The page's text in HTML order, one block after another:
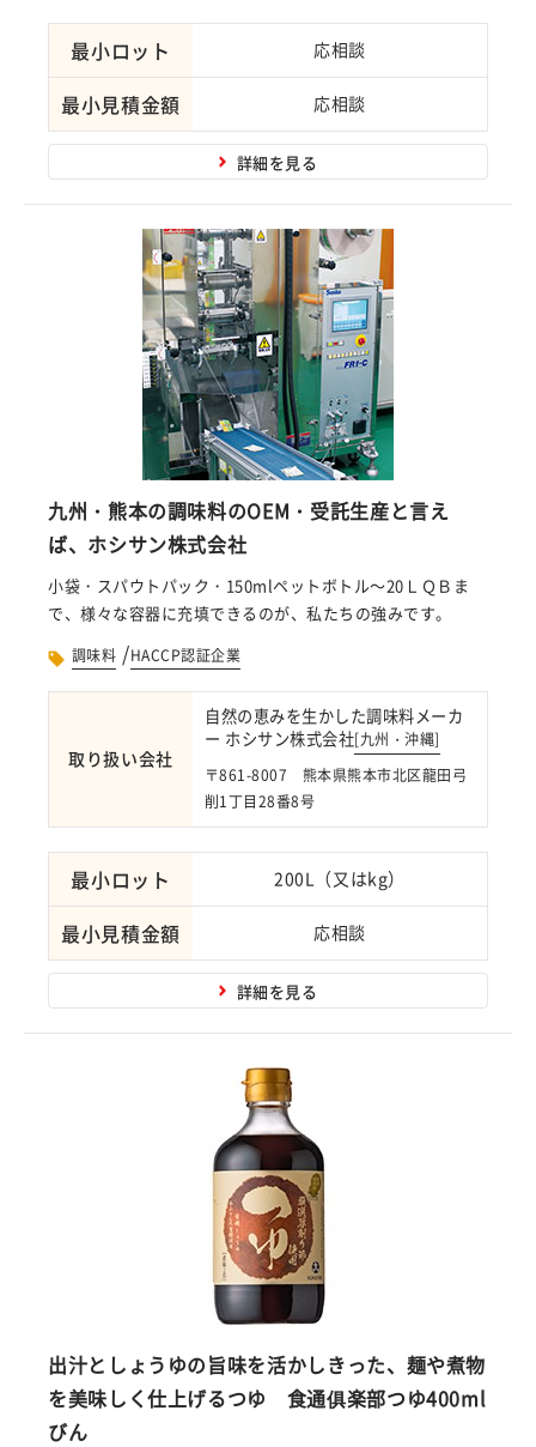
最小ロット 応相談
最小見積金額 応相談
詳細を見る
九州・熊本の調味料のOEM・受託生産と言え
ば、ホシサン株式会社
小袋・スパウトパック・150mlペットボトル～20ＬＱＢま
で、様々な容器に充填できるのが、私たちの強みです。
調味料 /HACCP認証企業
取り扱い会社
自然の恵みを生かした調味料メーカ
ー ホシサン株式会社[九州・沖縄]
〒861-8007 熊本県熊本市北区龍田弓
削1丁目28番8号
最小ロット 200L（又はkg）
最小見積金額 応相談
詳細を見る
出汁としょうゆの旨味を活かしきった、麺や煮物
を美味しく仕上げるつゆ 食通俱楽部つゆ400ml
びん